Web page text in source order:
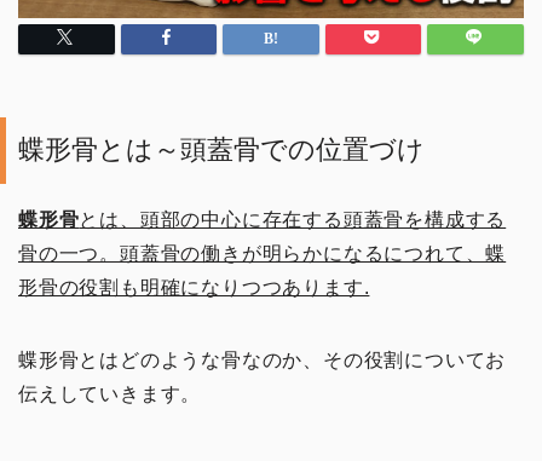
蝶形骨とは～頭蓋骨での位置づけ
蝶形骨とは、頭部の中心に存在する頭蓋骨を構成する
骨の一つ。頭蓋骨の働きが明らかになるにつれて、蝶
形骨の役割も明確になりつつあります.
蝶形骨とはどのような骨なのか、その役割についてお
伝えしていきます。